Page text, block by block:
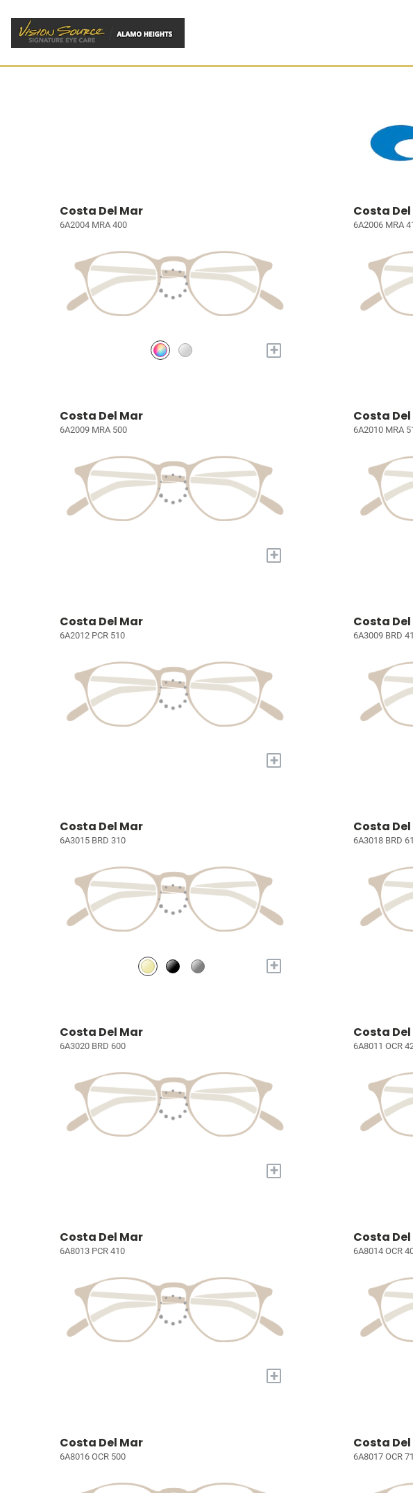
Costa Del Mar
6A2004 MRA 400
+
Costa
6A2006 MRA
Costa Del Mar
6A2009 MRA 500
+
Costa
6A2010 MRA
Costa Del Mar
6A2012 PCR 510
+
Costa
6A3009 BRD
Costa Del Mar
6A3015 BRD 310
+
Costa
6A3018 BRD
Costa Del Mar
6A3020 BRD 600
+
Costa
6A8011 OCR
Costa Del Mar
6A8013 PCR 410
+
Costa
6A8014 OCR
Costa Del Mar
6A8016 OCR 500
Costa
6A8017 OCR